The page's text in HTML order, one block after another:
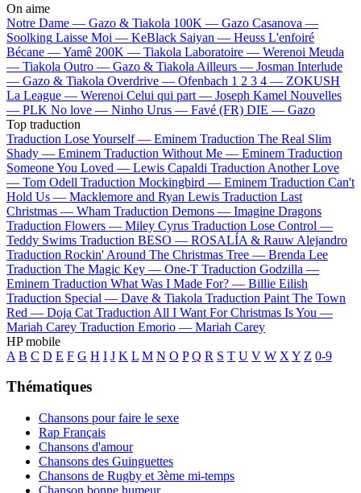
On aime
Notre Dame — Gazo & Tiakola 100K — Gazo Casanova —
Soolking Laisse Moi — KeBlack Saiyan — Heuss L'enfoiré
Bécane —Yamê 200K — Tiakola Laboratoire — Werenoi Meuda
— Tiakola Outro — Gazo & Tiakola Ailleurs — Josman Interlude
— Gazo & Tiakola Overdrive — Ofenbach 1 2 3 4 — ZOKUSH
La League — Werenoi Celui qui part — Joseph Kamel Nouvelles
— PLK No love — Ninho Urus — Favé (FR) DIE — Gazo
Top traduction
Traduction Lose Yourself — Eminem Traduction The Real Slim
Shady — Eminem Traduction Without Me — Eminem Traduction
Someone You Loved — Lewis Capaldi Traduction Another Love
— Tom Odell Traduction Mockingbird — Eminem Traduction Can't
Hold Us — Macklemore and Ryan Lewis Traduction Last
Christmas — Wham Traduction Demons — Imagine Dragons
Traduction Flowers — Miley Cyrus Traduction Lose Control —
Teddy Swims Traduction BESO — ROSALÍA & Rauw Alejandro
Traduction Rockin' Around The Christmas Tree — Brenda Lee
Traduction The Magic Key — One-T Traduction Godzilla —
Eminem Traduction What Was I Made For? — Billie Eilish
Traduction Special — Dave & Tiakola Traduction Paint The Town
Red — Doja Cat Traduction All I Want For Christmas Is You —
Mariah Carey Traduction Emorio — Mariah Carey
HP mobile
A B C D E F G H I J K L M N O P Q R S T U V W X Y Z 0-9
Thématiques
Chansons pour faire le sexe
Rap Français
Chansons d'amour
Chansons des Guinguettes
Chansons de Rugby et 3ème mi-temps
Chanson bonne humeur